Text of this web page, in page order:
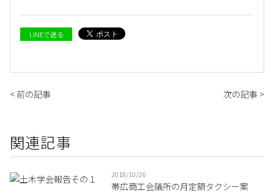
LINEで送る
< 前の記事 次の記事 >
関連記事
2018/10/26
帯広商工会議所の月定額タクシー案